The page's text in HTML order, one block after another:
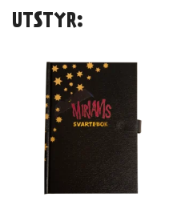
UTSTYR: